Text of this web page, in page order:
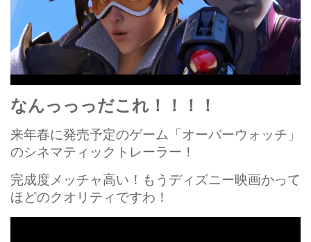
チュートリアル
ソフトウェア
3dsMax
Houdini
CINEMA 4D
ZBrush
MODO
Blender
なんっっっだこれ！！！！
来年春に発売予定のゲーム「オーバーウォッチ」
のシネマティックトレーラー！
完成度メッチャ高い！もうディズニー映画かって
ほどのクオリティですわ！